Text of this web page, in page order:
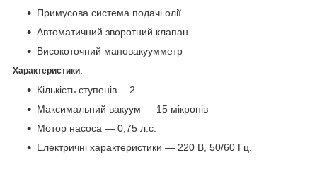
Примусова система подачі олії
Автоматичний зворотний клапан
Високоточний мановакуумметр
Характеристики:
Кількість ступенів— 2
Максимальний вакуум — 15 мікронів
Мотор насоса — 0,75 л.с.
Електричні характеристики — 220 В, 50/60 Гц.